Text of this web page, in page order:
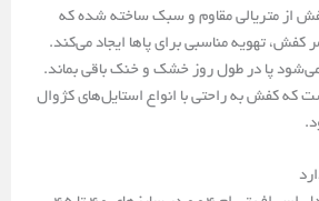
از متریالی مقاوم و سبک ساخته شده که
کفش، تهویه مناسبی برای پاها ایجاد می‌کند.
پا در طول روز خشک و خنک باقی بماند.
که کفش به راحتی با انواع استایل‌های کژوال